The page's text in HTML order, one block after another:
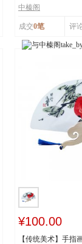
非遗工艺 清...
中榛阁
成交0笔 评
¥100.00
【传统美术】手指